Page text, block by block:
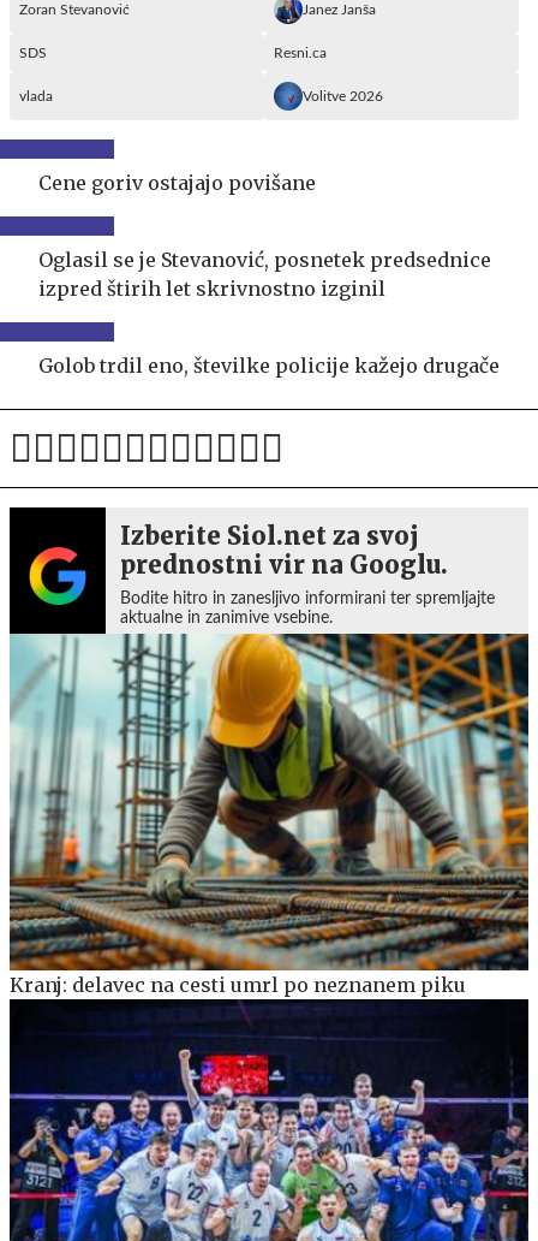
Zoran Stevanović Janez Janša
SDS Resni.ca
vlada Volitve 2026
Cene goriv ostajajo povišane
Oglasil se je Stevanović, posnetek predsednice
izpred štirih let skrivnostno izginil
Golob trdil eno, številke policije kažejo drugače
Izberite Siol.net za svoj
prednostni vir na Googlu.
Bodite hitro in zanesljivo informirani ter spremljajte
aktualne in zanimive vsebine.
Kranj: delavec na cesti umrl po neznanem piku